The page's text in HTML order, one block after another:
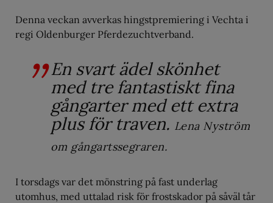
Denna veckan avverkas hingstpremiering i Vechta i
regi Oldenburger Pferdezuchtverband.
En svart ädel skönhet
med tre fantastiskt fina
gångarter med ett extra
plus för traven. Lena Nyström
om gångartssegraren.
I torsdags var det mönstring på fast underlag
utomhus, med uttalad risk för frostskador på såväl tår